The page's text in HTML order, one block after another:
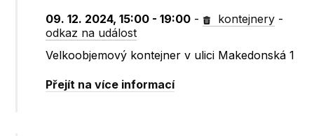
09. 12. 2024, 15:00 - 19:00 - kontejnery -
odkaz na událost
Velkoobjemový kontejner v ulici Makedonská 1
Přejít na více informací